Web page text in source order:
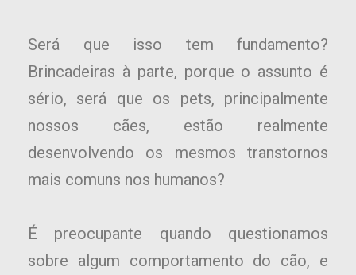
Será que isso tem fundamento?
Brincadeiras à parte, porque o assunto é
sério, será que os pets, principalmente
nossos cães, estão realmente
desenvolvendo os mesmos transtornos
mais comuns nos humanos?
É preocupante quando questionamos
sobre algum comportamento do cão, e